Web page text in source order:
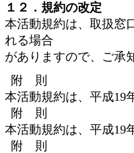
１２．規約の改定
本活動規約は、取扱窓
れる場合
がありますので、ご承
附 則
本活動規約は、平成19
附 則
本活動規約は、平成19
附 則